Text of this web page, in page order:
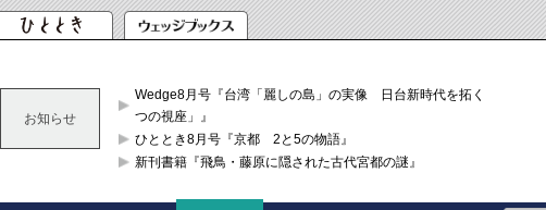
お知らせ
Wedge8月号『台湾「麗しの島」の実像 日台新時代を拓く「3
つの視座」』
ひととき8月号『京都 2と5の物語』
新刊書籍『飛鳥・藤原に隠された古代宮都の謎』